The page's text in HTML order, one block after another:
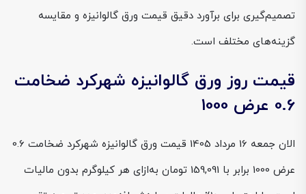
تصمیم‌گیری برای برآورد دقیق قیمت ورق گالوانیزه و مقایسه
گزینه‌های مختلف است.
قیمت روز ورق گالوانیزه شهرکرد ضخامت
0.6 عرض 1000
الان جمعه 16 مرداد 1405 قیمت ورق گالوانیزه شهرکرد ضخامت 0.6
عرض 1000 برابر با 159,091 تومان به‌ازای هر کیلوگرم بدون مالیات